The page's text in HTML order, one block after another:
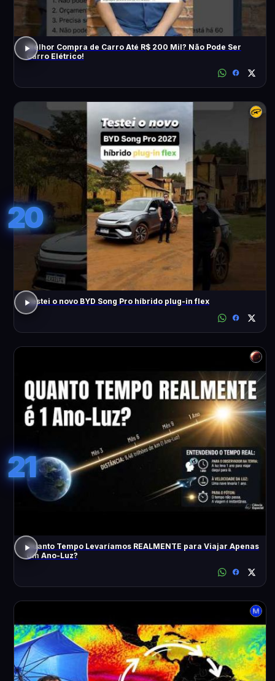
Melhor Compra de Carro Até R$ 200 Mil? Não Pode Ser
Carro Elétrico!
20
Testei o novo BYD Song Pro híbrido plug-in flex
21
Quanto Tempo Levaríamos REALMENTE para Viajar Apenas
Um Ano-Luz?